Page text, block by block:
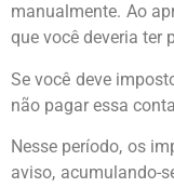
manualmente. Ao
que você deveria ter
Se você deve
não pagar essa
Nesse período, os
aviso, acumulando-